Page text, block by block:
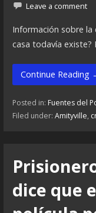
Leave a comment
Información sobre la
casa todavía existe?
Continue Reading
Posted in: Fuentes del
Filed under: Amityville,
dice que